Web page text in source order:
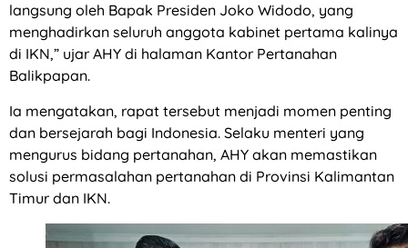
langsung oleh Bapak Presiden Joko Widodo, yang
menghadirkan seluruh anggota kabinet pertama kalinya
di IKN,” ujar AHY di halaman Kantor Pertanahan
Balikpapan.
Ia mengatakan, rapat tersebut menjadi momen penting
dan bersejarah bagi Indonesia. Selaku menteri yang
mengurus bidang pertanahan, AHY akan memastikan
solusi permasalahan pertanahan di Provinsi Kalimantan
Timur dan IKN.